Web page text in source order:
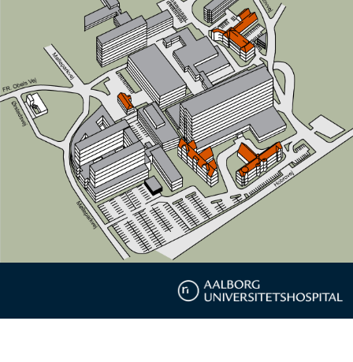
Blodprøvetagning
Center for Præimplantations Genetisk Testning
Center for Voldtægtsofre
Central Operationsafdeling
Centralkøkken
Dialyseafsnit
Fertilitetsenhed
Forberedelse og Opvågning
Forebyggelsesambulatorium, Sund Info